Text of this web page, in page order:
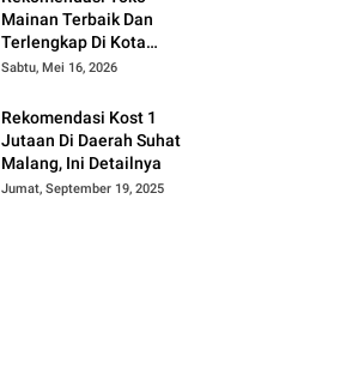
Mainan Terbaik Dan
Terlengkap Di Kota
Malang Terbaru Tahun
Anak
Sabtu, Mei 16, 2026
Rekomendasi Kost 1
Jutaan Di Daerah Suhat
Malang, Ini Detailnya
Jumat, September 19, 2025